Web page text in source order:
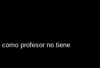
profesor no tiene